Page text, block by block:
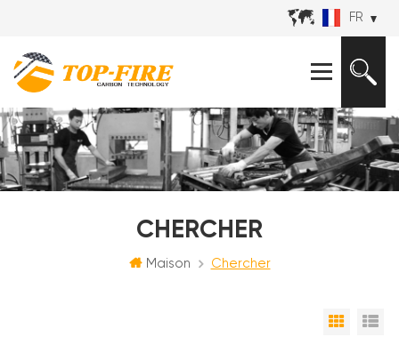
FR
CHERCHER
Maison Chercher
Grille